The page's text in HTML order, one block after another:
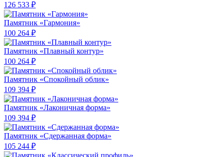
126 533 ₽
Памятник «Гармония»
100 264 ₽
Памятник «Плавный контур»
100 264 ₽
Памятник «Спокойный облик»
109 394 ₽
Памятник «Лаконичная форма»
109 394 ₽
Памятник «Сдержанная форма»
105 244 ₽